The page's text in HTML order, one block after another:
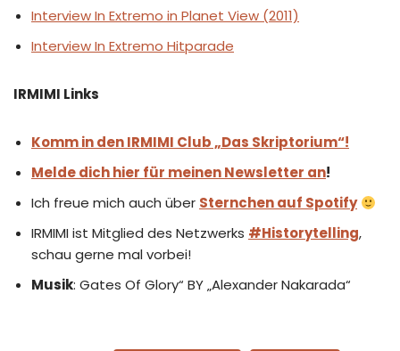
Interview In Extremo in Planet View (2011)
Interview In Extremo Hitparade
IRMIMI Links
Komm in den IRMIMI Club „Das Skriptorium“!
Melde dich hier für meinen Newsletter an!
Ich freue mich auch über Sternchen auf Spotify
IRMIMI ist Mitglied des Netzwerks #Historytelling,
schau gerne mal vorbei!
Musik: Gates Of Glory“ BY „Alexander Nakarada“